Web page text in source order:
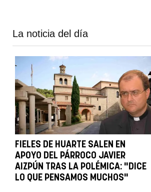
La noticia del día
FIELES DE HUARTE SALEN EN
APOYO DEL PÁRROCO JAVIER
AIZPÚN TRAS LA POLÉMICA: "DICE
LO QUE PENSAMOS MUCHOS"